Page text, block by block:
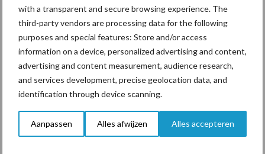
with a transparent and secure browsing experience. The
third-party vendors are processing data for the following
purposes and special features: Store and/or access
information on a device, personalized advertising and content,
advertising and content measurement, audience research,
and services development, precise geolocation data, and
identification through device scanning.
Aanpassen Alles afwijzen Alles accepteren
Themapagina's
Diergezondheid Bemesting Fokkerij